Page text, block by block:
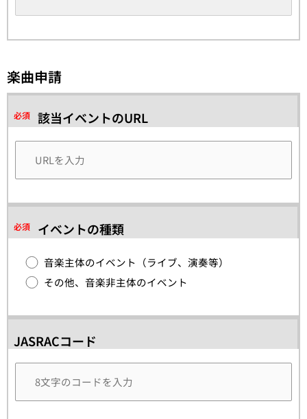
楽曲申請
必須 該当イベントのURL
必須 イベントの種類
音楽主体のイベント（ライブ、演奏等）
その他、音楽非主体のイベント
JASRACコード